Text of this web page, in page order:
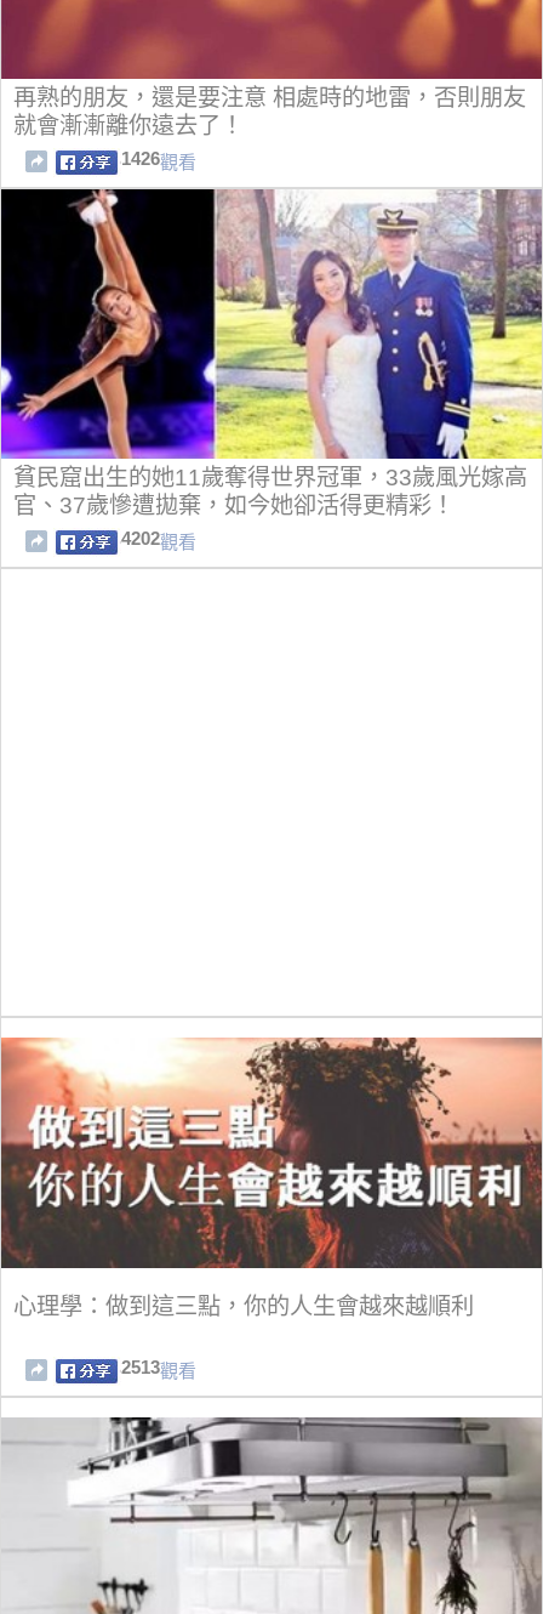
再熟的朋友，還是要注意 相處時的地雷，否則朋友
就會漸漸離你遠去了！
1426觀看
貧民窟出生的她11歲奪得世界冠軍，33歲風光嫁高
官、37歲慘遭拋棄，如今她卻活得更精彩！
4202觀看
心理學：做到這三點，你的人生會越來越順利
2513觀看